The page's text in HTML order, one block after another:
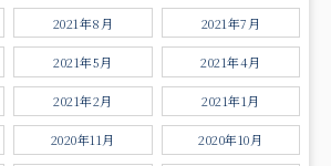
2021年8月 2021年7月
2021年5月 2021年4月
2021年2月 2021年1月
2020年11月 2020年10月